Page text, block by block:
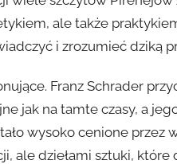
ale także
i zrozumieć dziką
Franz Schrader
jak na tamte czasy, a
wysoko cenione przez
ale dziełami sztuki,